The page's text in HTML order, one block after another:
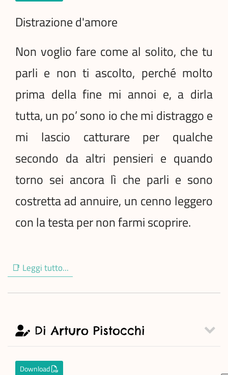
Distrazione d'amore
Non voglio fare come al solito, che tu
parli e non ti ascolto, perché molto
prima della fine mi annoi e, a dirla
tutta, un po’ sono io che mi distraggo e
mi lascio catturare per qualche
secondo da altri pensieri e quando
torno sei ancora lì che parli e sono
costretta ad annuire, un cenno leggero
con la testa per non farmi scoprire.
📑 Leggi tutto...
Di Arturo Pistocchi
Download